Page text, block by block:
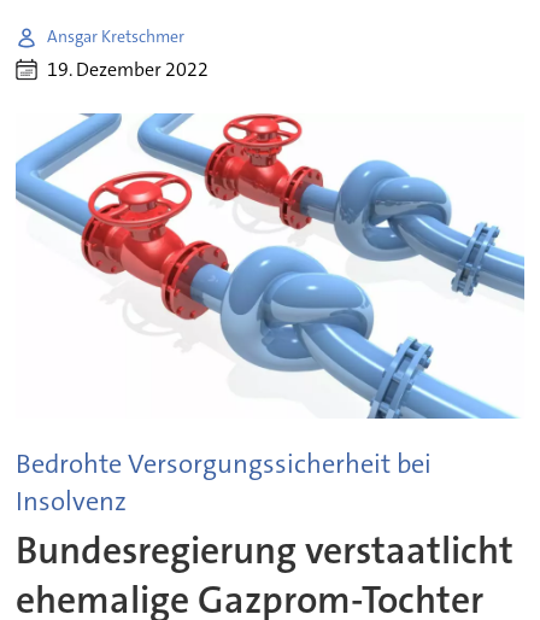
Ansgar Kretschmer
19. Dezember 2022
Bedrohte Versorgungssicherheit bei
Insolvenz
Bundesregierung verstaatlicht
ehemalige Gazprom-Tochter